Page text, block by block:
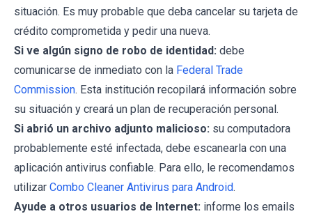
situación. Es muy probable que deba cancelar su tarjeta de
crédito comprometida y pedir una nueva.
Si ve algún signo de robo de identidad: debe
comunicarse de inmediato con la Federal Trade
Commission. Esta institución recopilará información sobre
su situación y creará un plan de recuperación personal.
Si abrió un archivo adjunto malicioso: su computadora
probablemente esté infectada, debe escanearla con una
aplicación antivirus confiable. Para ello, le recomendamos
utilizar Combo Cleaner Antivirus para Android.
Ayude a otros usuarios de Internet: informe los emails